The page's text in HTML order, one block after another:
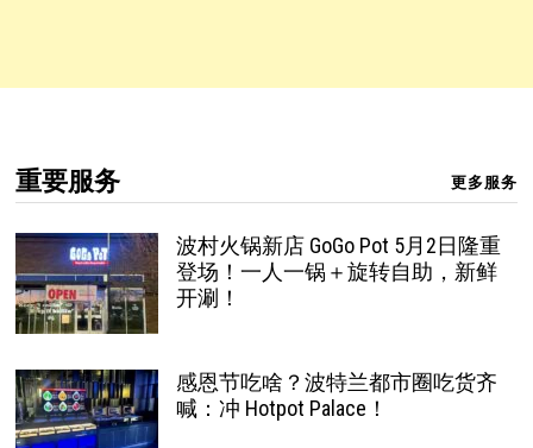
重要服务 更多服务
波村火锅新店 GoGo Pot 5月2日隆重
登场！一人一锅＋旋转自助，新鲜
开涮！
感恩节吃啥？波特兰都市圈吃货齐
喊：冲 Hotpot Palace！